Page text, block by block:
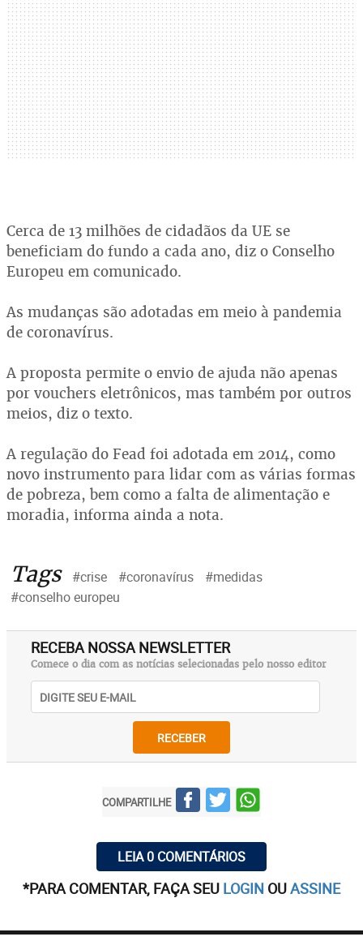
Cerca de 13 milhões de cidadãos da UE se
beneficiam do fundo a cada ano, diz o Conselho
Europeu em comunicado.
As mudanças são adotadas em meio à pandemia
de coronavírus.
A proposta permite o envio de ajuda não apenas
por vouchers eletrônicos, mas também por outros
meios, diz o texto.
A regulação do Fead foi adotada em 2014, como
novo instrumento para lidar com as várias formas
de pobreza, bem como a falta de alimentação e
moradia, informa ainda a nota.
Tags #crise #coronavírus
#medidas
#conselho europeu
RECEBA NOSSA NEWSLETTER
Comece o dia com as notícias selecionadas pelo nosso editor
RECEBER
COMPARTILHE
LEIA 0 COMENTÁRIOS
*PARA COMENTAR, FAÇA SEU LOGIN OUASSINE